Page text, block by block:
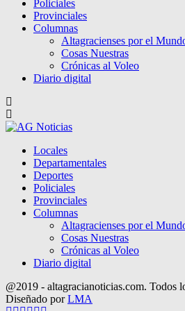
Policiales
Provinciales
Columnas
Altagracienses por el
Cosas Nuestras
Crónicas al Voleo
Diario digital
Locales
Departamentales
Deportes
Policiales
Provinciales
Columnas
Altagracienses por el
Cosas Nuestras
Crónicas al Voleo
Diario digital
@2019 - altagracianoticias.com. Todos
Diseñado porLMA